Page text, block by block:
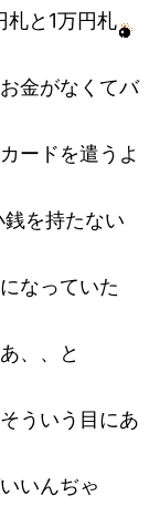
札と1万円札
金がなくてバ
ードを遣うよ
を持たない
なっていた
、、と
ういう目にあ
いんぢゃ